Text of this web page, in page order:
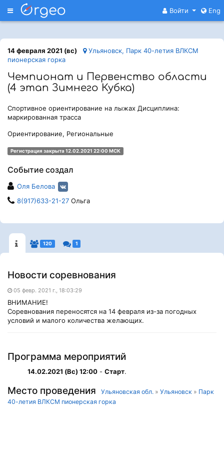
Меню Войти Eng
14 февраля 2021 (вс)
Ульяновск, Парк 40-летия ВЛКСМ
пионерская горка
Чемпионат и Первенство области
(4 этап Зимнего Кубка)
Спортивное ориентирование на лыжах Дисциплина:
маркированная трасса
Ориентирование, Региональные
Регистрация закрыта 12.02.2021 22:00 МСК
Событие создал
Оля Белова
8(917)633-21-27 Ольга
120 1
Новости соревнования
05 февр. 2021 г., 18:03:29
ВНИМАНИЕ!
Соревнования переносятся на 14 февраля из-за погодных
условий и малого количества желающих.
Программа мероприятий
14.02.2021 (Вс) 12:00 - Старт.
Место проведения Ульяновская обл. » Ульяновск » Парк
40-летия ВЛКСМ пионерская горка